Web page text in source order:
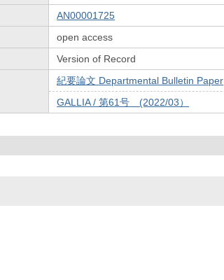
AN00001725
open access
Version of Record
紀要論文 Departmental Bulletin Paper
GALLIA / 第61号 (2022/03）